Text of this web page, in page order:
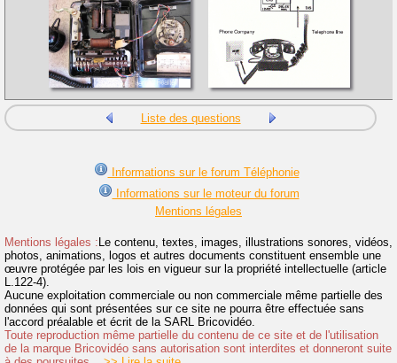
Liste des questions
Informations sur le forum Téléphonie
Informations sur le moteur du forum
Mentions légales
Mentions légales :Le contenu, textes, images, illustrations sonores, vidéos,
photos, animations, logos et autres documents constituent ensemble une
œuvre protégée par les lois en vigueur sur la propriété intellectuelle (article
L.122-4).
Aucune exploitation commerciale ou non commerciale même partielle des
données qui sont présentées sur ce site ne pourra être effectuée sans
l'accord préalable et écrit de la SARL Bricovidéo.
Toute reproduction même partielle du contenu de ce site et de l'utilisation
de la marque Bricovidéo sans autorisation sont interdites et donneront suite